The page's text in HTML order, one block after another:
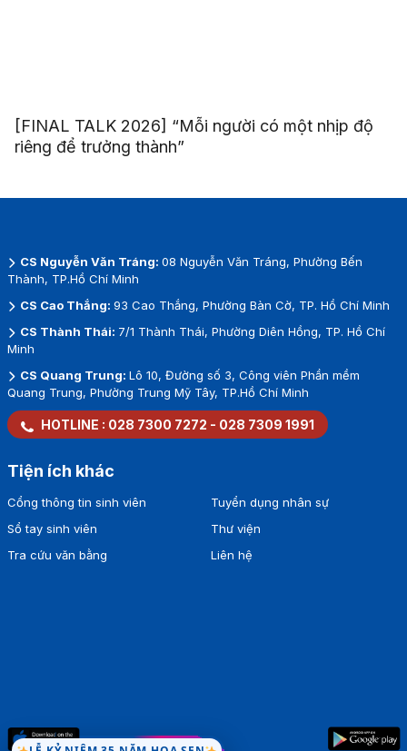
[FINAL TALK 2026] “Mỗi người có một nhịp độ
riêng để trưởng thành”
CS Nguyễn Văn Tráng: 08 Nguyễn Văn Tráng, Phường Bến
Thành, TP.Hồ Chí Minh
CS Cao Thắng: 93 Cao Thắng, Phường Bàn Cờ, TP. Hồ Chí Minh
CS Thành Thái: 7/1 Thành Thái, Phường Diên Hồng, TP. Hồ Chí
Minh
CS Quang Trung: Lô 10, Đường số 3, Công viên Phần mềm
Quang Trung, Phường Trung Mỹ Tây, TP.Hồ Chí Minh
HOTLINE : 028 7300 7272 - 028 7309 1991
Tiện ích khác
Cổng thông tin sinh viên
Sổ tay sinh viên
Tra cứu văn bằng
Tuyển dụng nhân sự
Thư viện
Liên hệ